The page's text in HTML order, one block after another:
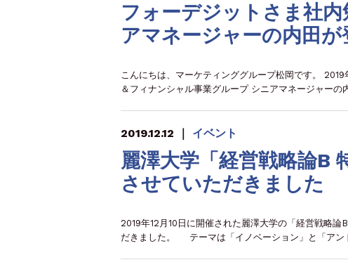
フォーデジットさま社
アマネージャーの内田が
こんにちは、マーケティンググループ松岡です。
＆フィナンシャル事業グループ シニアマネージャー
2019.12.12 ｜ イベント
麗澤大学「経営戦略論B
させていただきました
2019年12月10日に開催された麗澤大学の「経営戦略
だきました。 テーマは「イノベーション」と「アン